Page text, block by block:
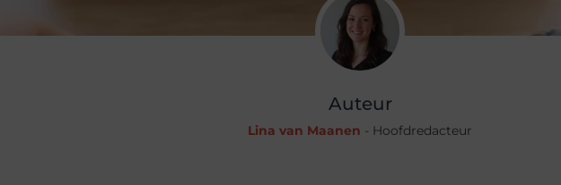
Auteur
Lina van Maanen - Hoofdredacteur